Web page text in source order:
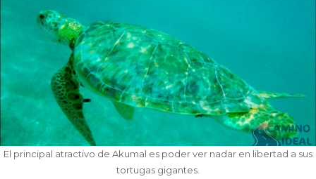
El principal atractivo de Akumal es poder ver nadar en libertad a sus
tortugas gigantes.